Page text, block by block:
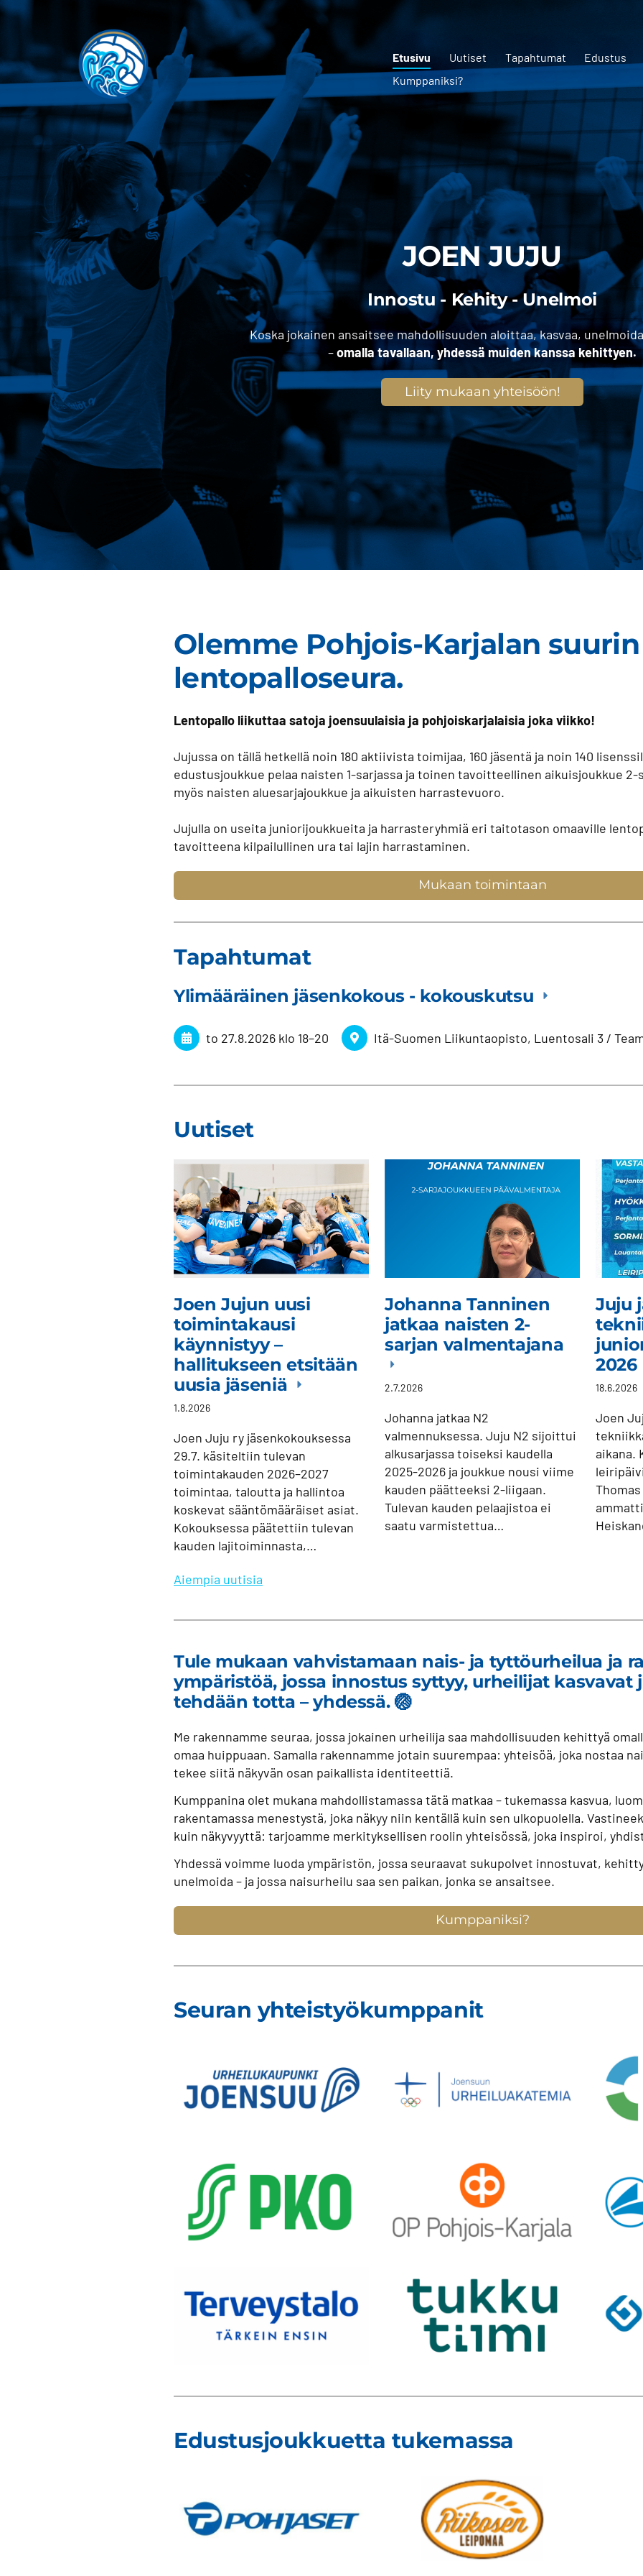
Siirry
JOEN JUJU
Etusivu Uutiset Tapahtumat
Edustus
Kumppaniksi?
JOEN JUJU
Innostu - Kehity - Unelmoi
Koska jokainen ansaitsee mahdollisuuden aloittaa, kasvaa,
–omalla tavallaan, yhdessä muiden kanssa kehittyen.
Liity mukaan yhteisöön!
Olemme Pohjois-Karjalan suurin
lentopalloseura.
Lentopallo liikuttaa satoja joensuulaisia ja pohjoiskarjalaisia joka viikko!
Jujussa on tällä hetkellä noin 180 aktiivista toimijaa, 160 jäsentä ja noin 140
edustusjoukkue pelaa naisten 1-sarjassa ja toinen tavoitteellinen aikuisjoukkue 2-
myös naisten aluesarjajoukkue ja aikuisten harrastevuoro.
Jujulla on useita juniorijoukkueita ja harrasteryhmiä eri taitotason omaaville
tavoitteena kilpailullinen ura tai lajin harrastaminen.
Mukaan toimintaan
Tapahtumat
Ylimääräinen jäsenkokous - kokouskutsu
to 27.8.2026 klo 18–20 Itä-Suomen Liikuntaopisto, Luentosali 3 /
Uutiset
Joen Jujun uusi
toimintakausi
käynnistyy –
hallitukseen etsitään
uusia jäseniä
1.8.2026
Joen Juju ry jäsenkokouksessa
29.7. käsiteltiin tulevan
toimintakauden 2026–2027
toimintaa, taloutta ja hallintoa
koskevat sääntömääräiset asiat.
Kokouksessa päätettiin tulevan
kauden lajitoiminnasta,…
Johanna Tanninen
jatkaa naisten 2-
sarjan valmentajana
2.7.2026
Johanna jatkaa N2
valmennuksessa. Juju N2 sijoittui
alkusarjassa toiseksi kaudella
2025-2026 ja joukkue nousi viime
kauden päätteeksi 2-liigaan.
Tulevan kauden pelaajistoa ei
saatu varmistettua…
Juju
2026
18.6.2026
Joen
aikana.
Aiempia uutisia
Tule mukaan vahvistamaan nais- ja tyttöurheilua ja
ympäristöä, jossa innostus syttyy, urheilijat kasvavat
tehdään totta – yhdessä. 🏐
Me rakennamme seuraa, jossa jokainen urheilija saa mahdollisuuden kehittyä
omaa huippuaan. Samalla rakennamme jotain suurempaa: yhteisöä, joka nostaa
tekee siitä näkyvän osan paikallista identiteettiä.
Kumppanina olet mukana mahdollistamassa tätä matkaa – tukemassa kasvua,
rakentamassa menestystä, joka näkyy niin kentällä kuin sen ulkopuolella.
kuin näkyvyyttä: tarjoamme merkityksellisen roolin yhteisössä, joka inspiroi,
Yhdessä voimme luoda ympäristön, jossa seuraavat sukupolvet innostuvat,
unelmoida – ja jossa naisurheilu saa sen paikan, jonka se ansaitsee.
Kumppaniksi?
Seuran yhteistyökumppanit
Edustusjoukkuetta tukemassa